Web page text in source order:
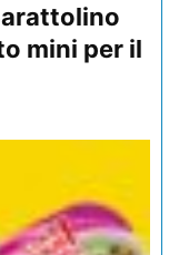
mini per il